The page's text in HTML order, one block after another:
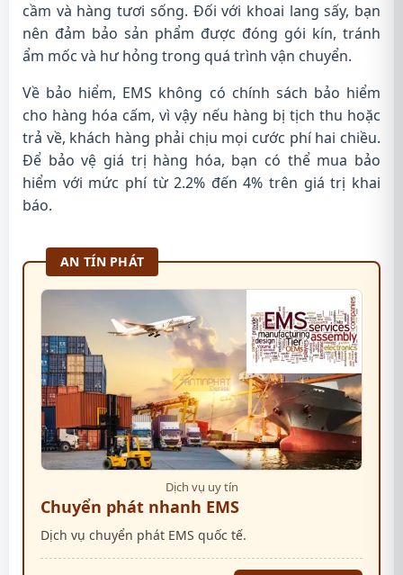
cầm và hàng tươi sống. Đối với khoai lang sấy, bạn
nên đảm bảo sản phẩm được đóng gói kín, tránh
ẩm mốc và hư hỏng trong quá trình vận chuyển.
Về bảo hiểm, EMS không có chính sách bảo hiểm
cho hàng hóa cấm, vì vậy nếu hàng bị tịch thu hoặc
trả về, khách hàng phải chịu mọi cước phí hai chiều.
Để bảo vệ giá trị hàng hóa, bạn có thể mua bảo
hiểm với mức phí từ 2.2% đến 4% trên giá trị khai
báo.
AN TÍN PHÁT
Dịch vụ uy tín
Chuyển phát nhanh EMS
Dịch vụ chuyển phát EMS quốc tế.